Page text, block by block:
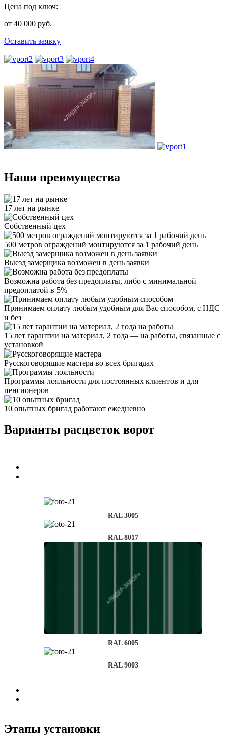
Цена под ключ:
от 40 000 руб.
Оставить заявку
Наши преимущества
17 лет на рынке
Собственный цех
500 метров ограждений монтируются за 1 рабочий день
Выезд замерщика возможен в день заявки
Возможна работа без предоплаты, либо с минимальной
предоплатой в 5%
Принимаем оплату любым удобным для Вас способом, с НДС
и без
15 лет гарантии на материал, 2 года — на работы, связанные с
установкой
Русскоговорящие мастера во всех бригадах
Программы лояльности для постоянных клиентов и для
пенсионеров
10 опытных бригад работают ежедневно
Варианты расцветок ворот
RAL 3005
RAL 8017
RAL 6005
RAL 9003
Этапы установки